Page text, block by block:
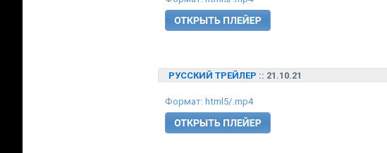
РУССКИЙ ТРЕЙЛЕР :: 21.10.21
Формат: html5/.mp4